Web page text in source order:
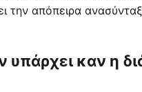
την απόπειρα
υπάρχει καν η